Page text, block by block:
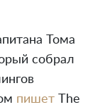
Тома
собрал
пишет The